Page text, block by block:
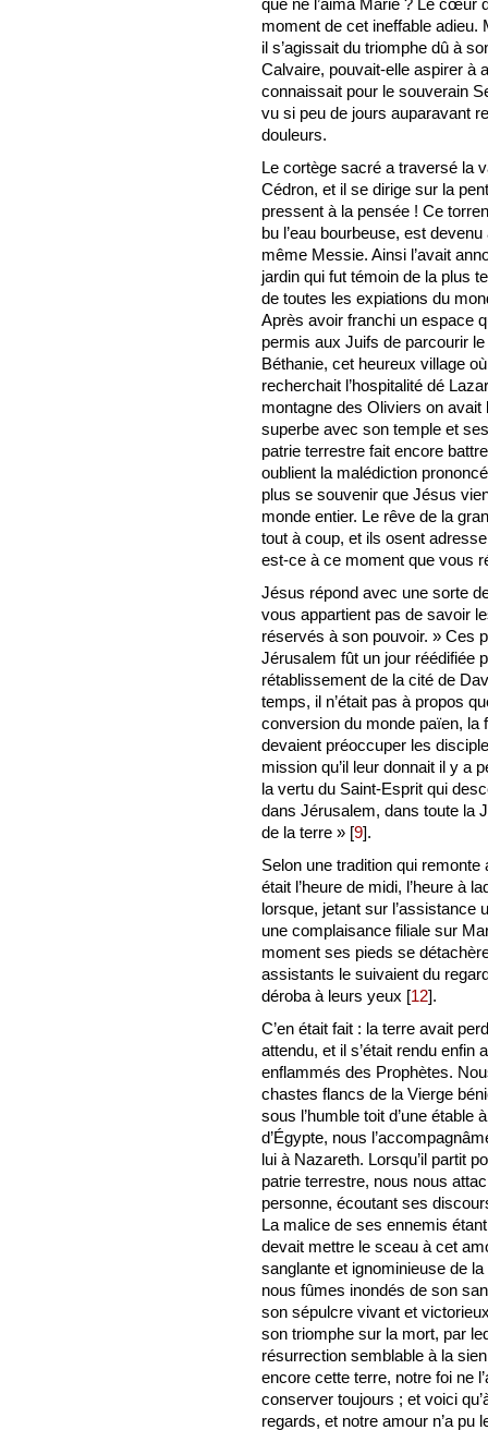
que ne l’aima Marie ? Le cœur
moment de cet ineffable adieu.
il s’agissait du triomphe dû à
Calvaire, pouvait-elle aspirer à
connaissait pour le souverain
vu si peu de jours auparavant
douleurs.
Le cortège sacré a traversé la
Cédron, et il se dirige sur la
pressent à la pensée ! Ce
bu l’eau bourbeuse, est
même Messie. Ainsi l’avait
jardin qui fut témoin de la plus
de toutes les expiations du
Après avoir franchi un espace
permis aux Juifs de parcourir
Béthanie, cet heureux village
recherchait l’hospitalité dé
montagne des Oliviers on
superbe avec son temple et
patrie terrestre fait encore
oublient la malédiction
plus se souvenir que Jésus
monde entier. Le rêve de la
tout à coup, et ils osent
est-ce à ce moment que vous
Jésus répond avec une sorte
vous appartient pas de savoir
réservés à son pouvoir. » Ces
Jérusalem fût un jour réédifiée
rétablissement de la cité de
temps, il n’était pas à propos
conversion du monde païen, la
devaient préoccuper les
mission qu’il leur donnait il y a
la vertu du Saint-Esprit qui
dans Jérusalem, dans toute la
de la terre » [9].
Selon une tradition qui
était l’heure de midi, l’heure à
lorsque, jetant sur l’assistance
une complaisance filiale sur
moment ses pieds se
assistants le suivaient du
déroba à leurs yeux [12].
C’en était fait : la terre avait
attendu, et il s’était rendu
enflammés des Prophètes.
chastes flancs de la Vierge
sous l’humble toit d’une
d’Égypte, nous
lui à Nazareth. Lorsqu’il partit
patrie terrestre, nous nous
personne, écoutant ses
La malice de ses ennemis
devait mettre le sceau à cet
sanglante et ignominieuse de
nous fûmes inondés de son
son sépulcre vivant et
son triomphe sur la mort, par
résurrection semblable à la
encore cette terre, notre foi ne
conserver toujours ; et voici
regards, et notre amour n’a pu